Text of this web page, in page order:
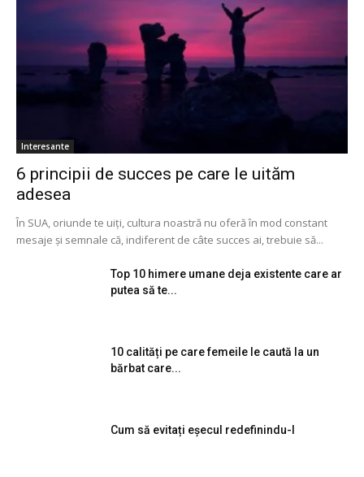
Interesante
6 principii de succes pe care le uităm
adesea
În SUA, oriunde te uiți, cultura noastră nu oferă în mod constant
mesaje și semnale că, indiferent de câte succes ai, trebuie să...
Top 10 himere umane deja existente care ar
putea să te...
10 calități pe care femeile le caută la un
bărbat care...
Cum să evitați eșecul redefinindu-l